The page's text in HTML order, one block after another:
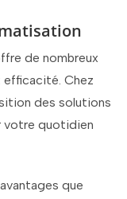
de nombreux
Chez
des solutions
votre quotidien
que